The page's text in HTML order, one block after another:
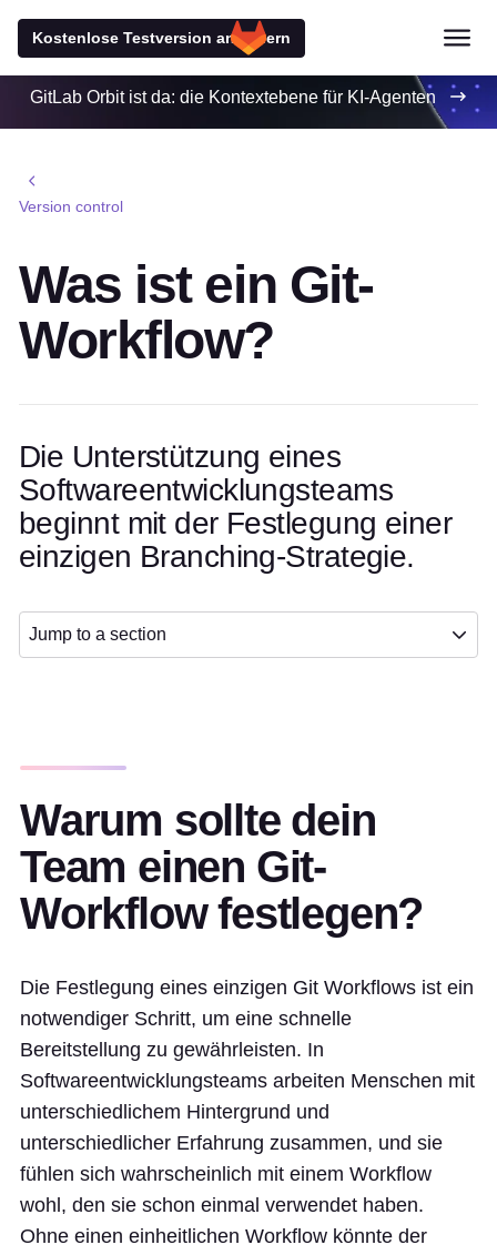
Kostenlose Testversion anfordern
GitLab Orbit ist da: die Kontextebene für KI-Agenten
Version control
Was ist ein Git-
Workflow?
Die Unterstützung eines
Softwareentwicklungsteams
beginnt mit der Festlegung einer
einzigen Branching-Strategie.
Jump to a section
Warum sollte dein
Team einen Git-
Workflow festlegen?
Die Festlegung eines einzigen Git Workflows ist ein
notwendiger Schritt, um eine schnelle
Bereitstellung zu gewährleisten. In
Softwareentwicklungsteams arbeiten Menschen mit
unterschiedlichem Hintergrund und
unterschiedlicher Erfahrung zusammen, und sie
fühlen sich wahrscheinlich mit einem Workflow
wohl, den sie schon einmal verwendet haben.
Ohne einen einheitlichen Workflow könnte der